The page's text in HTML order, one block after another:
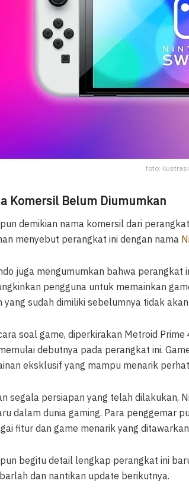
foto:
Komersil Belum Diumumkan
demikian nama komersil dari
menyebut perangkat ini dengan nama
juga mengumumkan bahwa
pengguna untuk memainkan
yang sudah dimiliki sebelumnya tidak
soal game, diperkirakan Metroid
debutnya pada perangkat ini.
eksklusif yang mampu menarik
segala persiapan yang telah dilakukan,
dalam dunia gaming. Para penggemar
fitur dan game menarik yang
begitu detail lengkap perangkat ini
dan nantikan update berikutnya.